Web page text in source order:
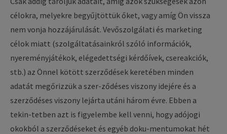
célokra, melyekre begyűjtöttük őket, vagy amíg Ön vissza
nem vonja hozzájárulását. Vevőszolgálati és marketing
célok miatt (szolgáltatásainkról szóló információk,
nyereményjátékok, elégedettségi kérdőívek, csereakciók,
stb.) az Önnel kötött szerződések keretében minden
adatát megőrizzük a szer-ződéses viszony idejére és a
szerződéses viszony lejárta utáni három évre. Ebben a
tekin-tetben azt is figyelembe kell venni, hogy adójogi
okokból a szerződéseket és egyéb doku-mentumokat hét